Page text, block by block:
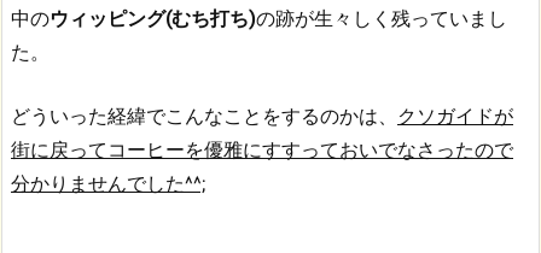
中のウィッピング(むち打ち)の跡が生々しく残っていまし
た。
どういった経緯でこんなことをするのかは、
クソガイドが
街に戻ってコーヒーを優雅にすすっておいでなさったので
分かりませんでした^^;